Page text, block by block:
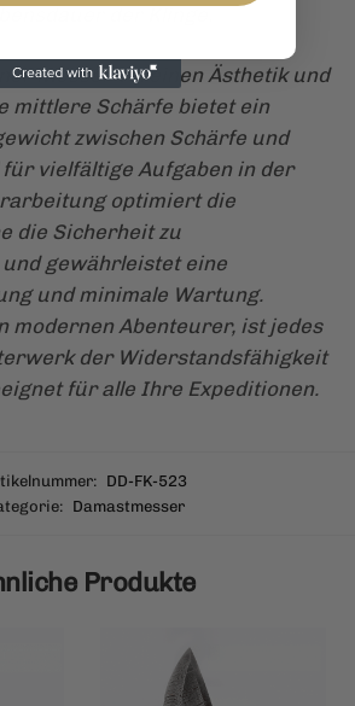
der Klinge.
Messer vereinen Ästhetik und
mittlere Schärfe bietet ein
zwischen Schärfe und
vielfältige Aufgaben in der
optimiert die
die Sicherheit zu
gewährleistet eine
und minimale Wartung.
modernen Abenteurer, ist jedes
der Widerstandsfähigkeit
für alle Ihre Expeditionen.
DD-FK-523
Damastmesser
Produkte